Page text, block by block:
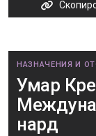
НАЗНАЧЕНИЯ И
Умар
нард